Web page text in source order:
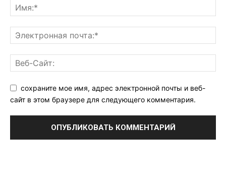
сохраните мое имя, адрес электронной почты и веб-
сайт в этом браузере для следующего комментария.